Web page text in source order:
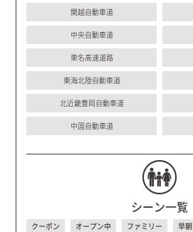
関越自動車道
中央自動車道
東名高速道路
東海北陸自動車道
北近畿豊岡自動車道
中国自動車道
シーン一覧
クーポン オープン中 ファミリー 早朝